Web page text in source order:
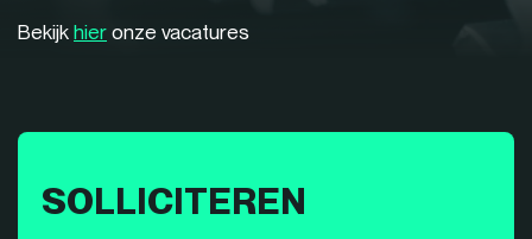
Bekijk hier onze vacatures
SOLLICITEREN